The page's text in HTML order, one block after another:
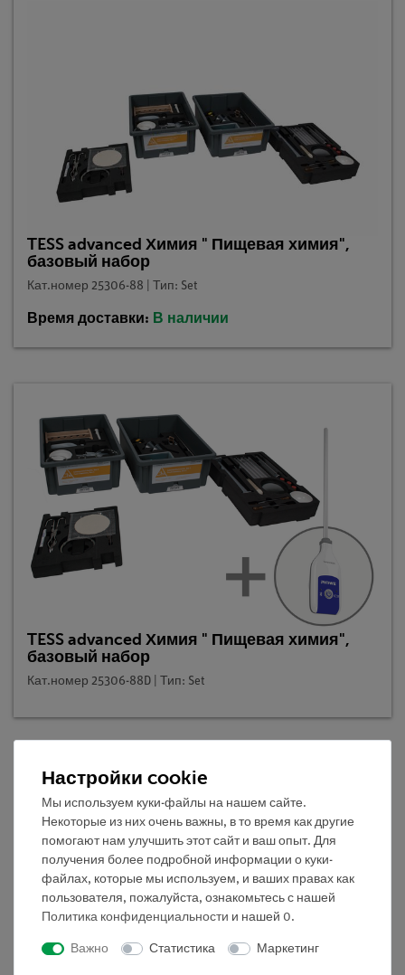
TESS advanced Химия " Пищевая химия",
базовый набор
Кат.номер 25306-88 | Тип: Set
Время доставки: В наличии
TESS advanced Химия " Пищевая химия",
базовый набор
Кат.номер 25306-88D | Тип: Set
Описание
Принцип
Крахмал можно качественно обнаружить с помощью
йодистого раствора йодистого калия. Картофель, зерно
и плоды бобовых растений представляют собой
крахмал не является химически однородным
Настройки cookie
Мы используем куки-файлы на нашем сайте.
Некоторые из них очень важны, в то время как другие
помогают нам улучшить этот сайт и ваш опыт. Для
получения более подробной информации о куки-
файлах, которые мы используем, и ваших правах как
пользователя, пожалуйста, ознакомьтесь с нашей
Политика конфиденциальности и нашей 0.
Важно Статистика Маркетинг